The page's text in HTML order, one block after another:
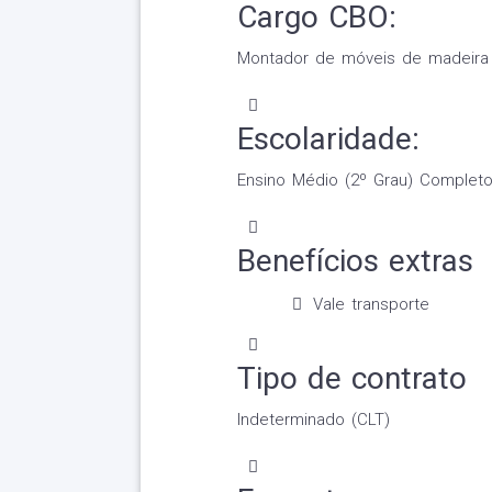
Cargo CBO:
Montador de móveis de madeira
Escolaridade:
Ensino Médio (2º Grau) Completo
Benefícios extras
Vale transporte
Tipo de contrato
Indeterminado (CLT)